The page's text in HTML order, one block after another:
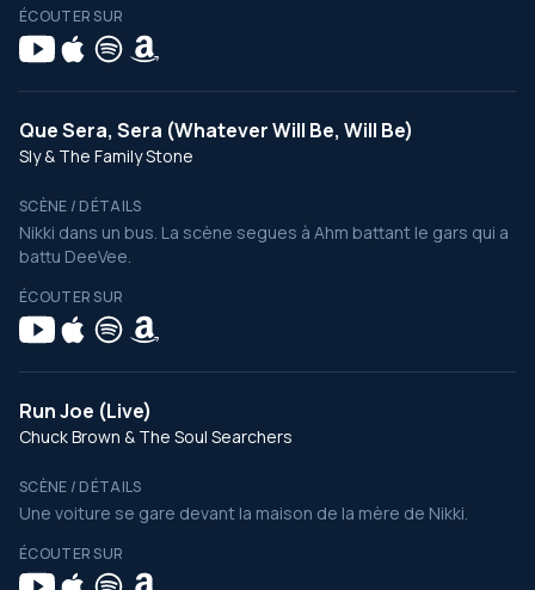
ÉCOUTER SUR
Que Sera, Sera (Whatever Will Be, Will Be)
Sly & The Family Stone
SCÈNE / DÉTAILS
Nikki dans un bus. La scène segues à Ahm battant le gars qui a
battu DeeVee.
ÉCOUTER SUR
Run Joe (Live)
Chuck Brown & The Soul Searchers
SCÈNE / DÉTAILS
Une voiture se gare devant la maison de la mère de Nikki.
ÉCOUTER SUR